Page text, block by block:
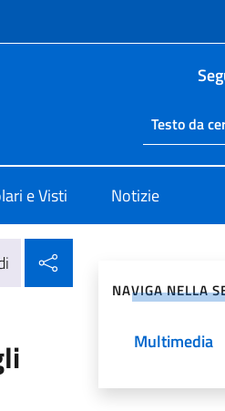
Cerca nel sito
e Visti Notizie
NAVIGA NELLA
Multimedia